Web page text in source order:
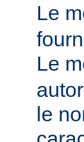
Le
Le
le